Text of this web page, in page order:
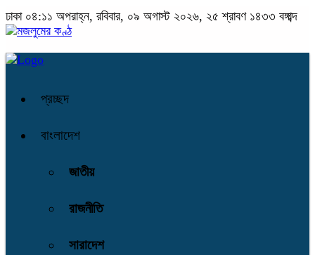
ঢাকা ০৪:১১ অপরাহ্ন, রবিবার, ০৯ অগাস্ট ২০২৬, ২৫ শ্রাবণ ১৪৩৩ বঙ্গাব্দ
প্রচ্ছদ
বাংলাদেশ
জাতীয়
রাজনীতি
সারাদেশ